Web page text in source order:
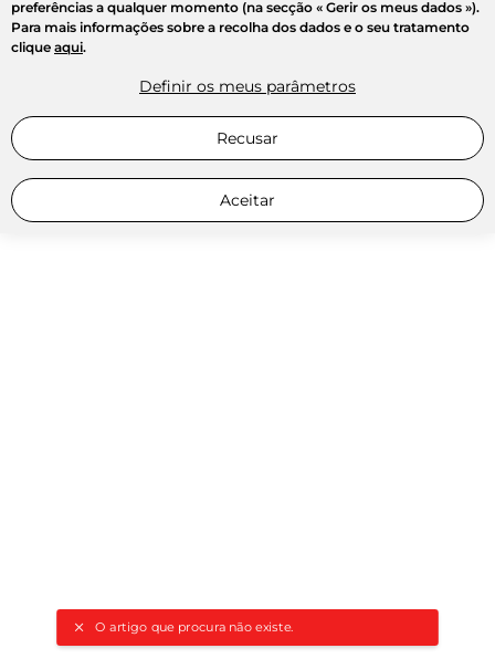
O artigo que procura não existe.
preferências a qualquer momento (na secção « Gerir os meus dados »).
Para mais informações sobre a recolha dos dados e o seu tratamento
clique aqui.
Definir os meus parâmetros
Recusar
Aceitar